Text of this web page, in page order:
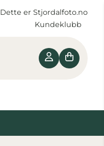
Dette er Stjordalfoto.no
Kundeklubb